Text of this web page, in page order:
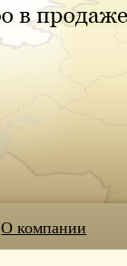
О компании